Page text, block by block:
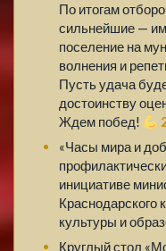
По итогам
сильнейшие —
поселение на
волнения и
Пусть удача
достоинству
Ждем побед!
«Часы мира и
инициативе
Краснодарского
культуры и
Круглый стол